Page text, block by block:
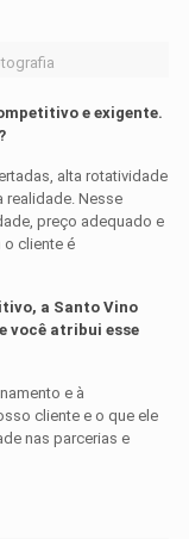
e exigente.
alta rotatividade
realidade. Nesse
preço adequado e
o cliente é
a Santo Vino
você atribui esse
e à
cliente e o que ele
nas parcerias e